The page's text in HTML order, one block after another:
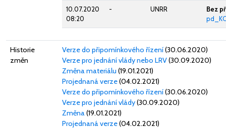
10.07.2020
08:20
- UNRR
Bez
Historie
změn
Verze do připomínkového řízení(30.06.2020)
Verze pro jednání vlády nebo LRV(30.09.2020)
Změna materiálu (19.01.2021)
Projednaná verze(04.02.2021)
Verze do připomínkového řízení(30.06.2020)
Verze pro jednání vlády(30.09.2020)
Změna(19.01.2021)
Projednaná verze(04.02.2021)